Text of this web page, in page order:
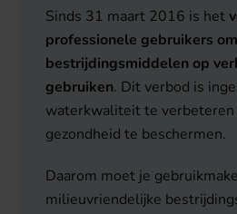
Sinds 31 maart 2016 is het
professionele gebruikers
bestrijdingsmiddelen op
gebruiken. Dit verbod is
waterkwaliteit te verbeteren
gezondheid te beschermen.
Daarom moet je
milieuvriendelijke